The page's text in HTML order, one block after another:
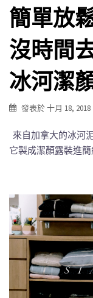
簡單放
沒時間
冰河潔
發表於十月 18, 2018
來自加拿大的冰河
它製成潔顏露裝進